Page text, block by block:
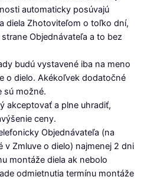
automaticky posúvajú
diela Zhotoviteľom o toľko dní,
Objednávateľa a to bez
budú vystavené iba na meno
o dielo. Akékoľvek dodatočné
sú možné.
akceptovať a plne uhradiť,
ceny.
Objednávateľa (na
v Zmluve o dielo) najmenej 2 dni
montáže diela ak nebolo
odmietnutia termínu montáže